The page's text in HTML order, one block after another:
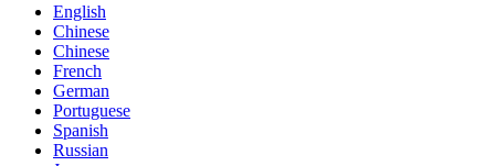
English
Chinese
Chinese
French
German
Portuguese
Spanish
Russian